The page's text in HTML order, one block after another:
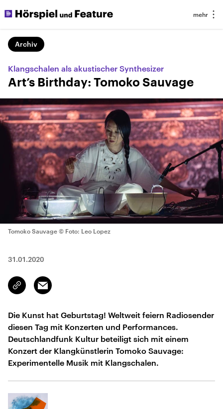
Archiv
Klangschalen als akustischer Synthesizer
Art’s Birthday: Tomoko Sauvage
Tomoko Sauvage © Foto: Leo Lopez
31.01.2020
Link
kopieren/teilen
Email
Die Kunst hat Geburtstag! Weltweit feiern Radiosender
diesen Tag mit Konzerten und Performances.
Deutschlandfunk Kultur beteiligt sich mit einem
Konzert der Klangkünstlerin Tomoko Sauvage:
Experimentelle Musik mit Klangschalen.